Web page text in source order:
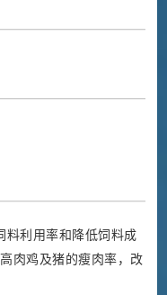
料利用率和降低饲料成
肉鸡及猪的瘦肉率，改